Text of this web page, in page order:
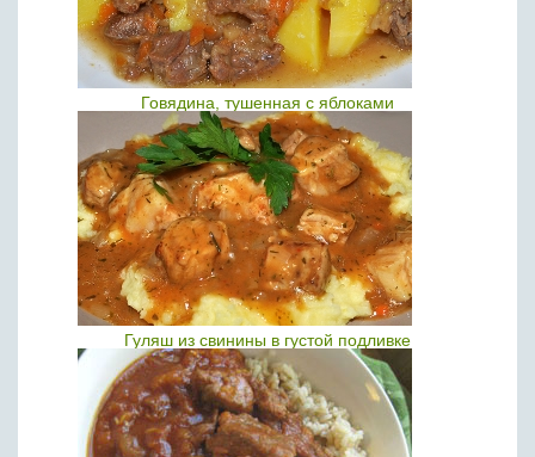
Говядина, тушенная с яблоками
Гуляш из свинины в густой подливке